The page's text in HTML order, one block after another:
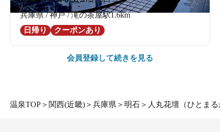
兵庫県 / 神戸 / 滝の茶屋駅1.6km
日帰り
クーポンあり
会員登録して続きを見る
温泉TOP ＞ 関西(近畿) ＞ 兵庫県 ＞ 明石 ＞ 人丸花壇（ひとま